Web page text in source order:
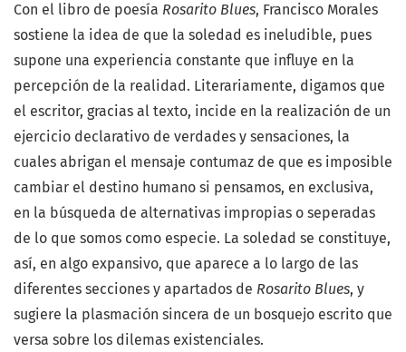
Con el libro de poesía Rosarito Blues, Francisco Morales
sostiene la idea de que la soledad es ineludible, pues
supone una experiencia constante que influye en la
percepción de la realidad. Literariamente, digamos que
el escritor, gracias al texto, incide en la realización de un
ejercicio declarativo de verdades y sensaciones, la
cuales abrigan el mensaje contumaz de que es imposible
cambiar el destino humano si pensamos, en exclusiva,
en la búsqueda de alternativas impropias o seperadas
de lo que somos como especie. La soledad se constituye,
así, en algo expansivo, que aparece a lo largo de las
diferentes secciones y apartados de Rosarito Blues, y
sugiere la plasmación sincera de un bosquejo escrito que
versa sobre los dilemas existenciales.